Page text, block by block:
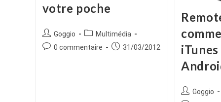
votre poche
Auteur/autrice
de
Goggio
Post
category:
Multimédia
Commentaires
0 commentaire
Publication
31/03/2012
Auteur/
Goggio